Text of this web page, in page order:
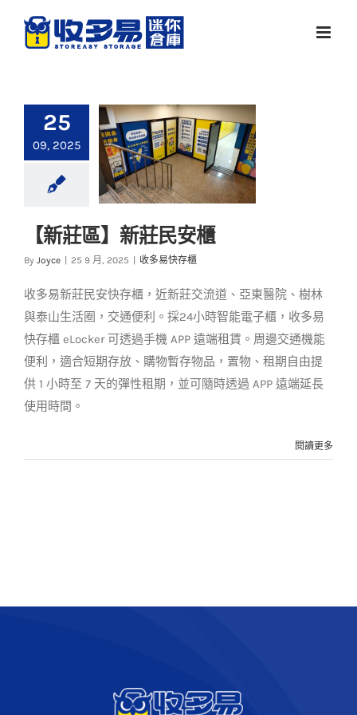
25
09, 2025
【新莊區】新莊民安
收多易快存櫃
【新莊區】新莊民安櫃
By Joyce 25 9 月, 2025 收多易快存櫃
收多易新莊民安快存櫃，近新莊交流道、亞東醫院、樹林
與泰山生活圈，交通便利。採24小時智能電子櫃，收多易
快存櫃 eLocker 可透過手機 APP 遠端租賃。周邊交通機能
便利，適合短期存放、購物暫存物品，置物、租期自由提
供 1 小時至 7 天的彈性租期，並可隨時透過 APP 遠端延長
使用時間。
閱讀更多